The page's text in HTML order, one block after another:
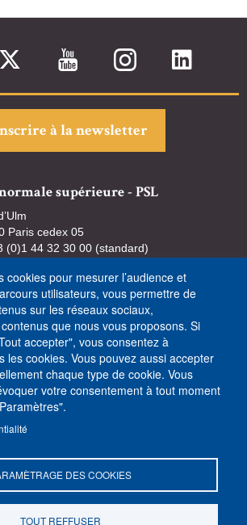
à la newsletter
supérieure - PSL
Paris cedex 05
(0)1 44 32 30 00 (standard)
Espace presse
cookies pour mesurer l’audience et
utilisateurs, vous permettre de
sur les réseaux sociaux,
que nous vous proposons. Si
accepter", vous consentez à
les cookies. Vous pouvez aussi accepter
chaque type de cookie. Vous
votre consentement à tout moment
DES COOKIES
TOUT REFFUSER